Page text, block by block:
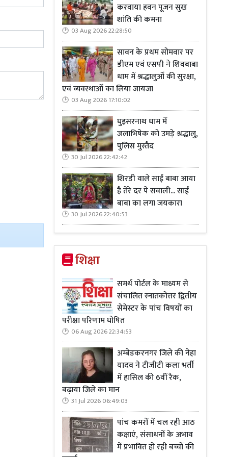
बन गया
को
के प्रयास के
बने हैं।
की सेवा के
करवाया हवन पूजन सुख
शांति की कमना
03 Aug 2026 22:28:50
सावन के प्रथम सोमवार पर
डीएम एवं एसपी ने शिवबाबा
धाम में श्रद्धालुओं की सुरक्षा,
एवं व्यवस्थाओं का लिया जायजा
03 Aug 2026 17:10:02
घुइसरनाथ धाम में
जलाभिषेक को उमड़े श्रद्धालु,
पुलिस मुस्तैद
30 Jul 2026 22:42:42
शिरडी वाले साईं बाबा आया
है तेरे दर पे सवाली... साईं
बाबा का लगा जयकारा
30 Jul 2026 22:40:53
शिक्षा
समर्थ पोर्टल के माध्यम से
संचालित स्नातकोत्तर द्वितीय
सेमेस्टर के पांच विषयों का
परीक्षा परिणाम घोषित
06 Aug 2026 22:34:53
अम्बेडकरनगर जिले की नेहा
यादव ने टीजीटी कला भर्ती
में हासिल की 6वीं रैंक,
बढ़ाया जिले का मान
31 Jul 2026 06:49:03
पांच कमरों में चल रही आठ
कक्षाएं, संसाधनों के अभाव
में प्रभावित हो रही बच्चों की